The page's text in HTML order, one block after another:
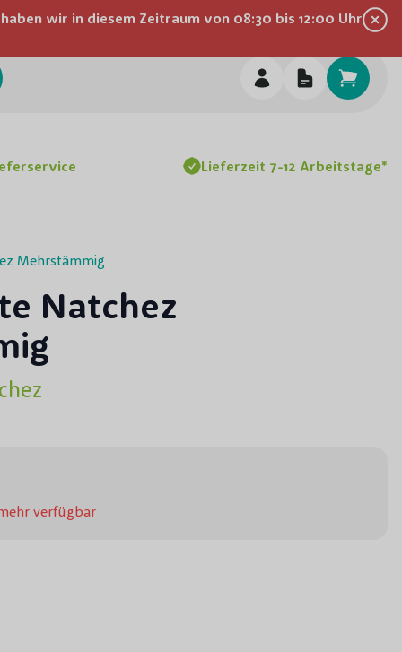
wir in diesem Zeitraum von 08:30 bis 12:00 Uhr
Über unsHilfe & Kontakt
Lieferzeit 7-12 Arbeitstage*
Mehrstämmig
Natchez
verfügbar